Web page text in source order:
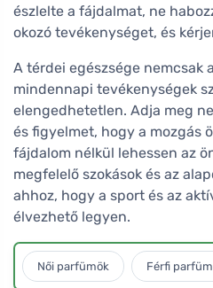
észlelte a fájdalmat, ne
okozó tevékenységet, és
A térdei egészsége nemcsak
mindennapi tevékenységek
elengedhetetlen. Adja meg
és figyelmet, hogy a mozgás
fájdalom nélkül lehessen az
megfelelő szokások és az
ahhoz, hogy a sport és az
élvezhető legyen.
Női parfümök Férfi